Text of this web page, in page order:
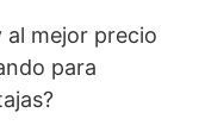
mejor precio
para